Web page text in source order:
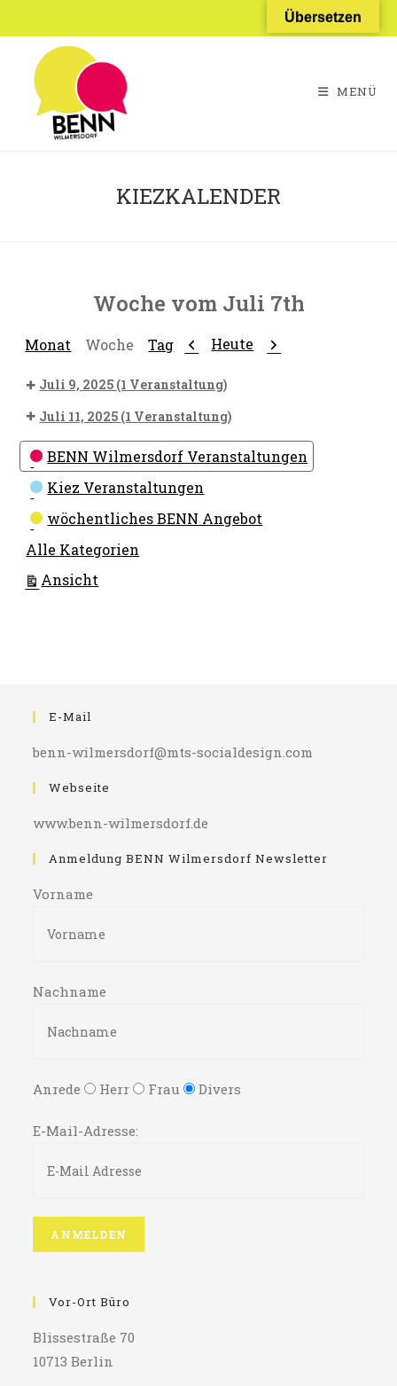
Inhalt
springen
MENÜ
KIEZKALENDER
Woche vom Juli 7th
Monat Woche Tag Zurück
Heute Weiter
Juli 9, 2025 (1 Veranstaltung)
Juli 11, 2025 (1 Veranstaltung)
Kategorien
BENN Wilmersdorf Veranstaltungen
Kiez Veranstaltungen
wöchentliches BENN Angebot
Alle Kategorien
Ansicht
E-Mail
benn-wilmersdorf@mts-socialdesign.com
Webseite
www.benn-wilmersdorf.de
Anmeldung BENN Wilmersdorf Newsletter
Vorname
Nachname
Anrede Herr Frau Divers
E-Mail-Adresse:
Vor-Ort Büro
Blissestraße 70
10713 Berlin
Übersetzen